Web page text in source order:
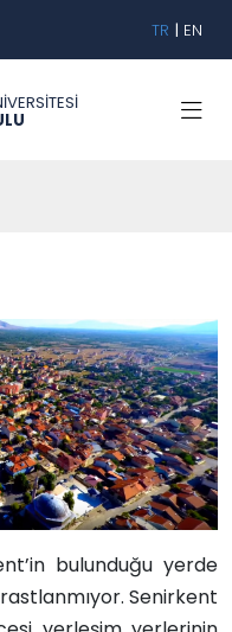
TR | EN
bulunduğu yerde
Senirkent